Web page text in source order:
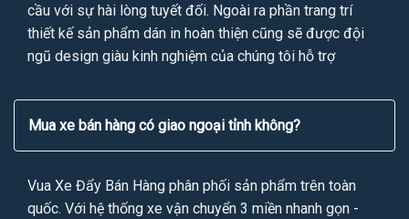
cầu với sự hài lòng tuyết đối. Ngoài ra phần trang trí
thiết kế sản phẩm dán in hoàn thiện cũng sẽ được đội
ngũ design giàu kinh nghiệm của chúng tôi hỗ trợ
Mua xe bán hàng có giao ngoại tỉnh không?
Vua Xe Đẩy Bán Hàng phân phối sản phẩm trên toàn
quốc. Với hệ thống xe vận chuyển 3 miền nhanh gọn -